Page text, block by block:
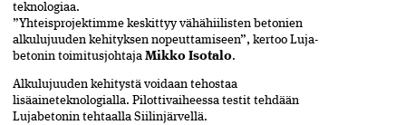
teknologiaa.
”Yhteisprojektimme keskittyy vähähiilisten betonien
alkulujuuden kehityksen nopeuttamiseen”, kertoo Luja­
betonin toimitusjohtaja Mikko Isotalo.
Alkulujuuden kehitystä voidaan tehostaa
lisäaineteknologialla. Pilottivaiheessa testit tehdään
Lujabetonin ­tehtaalla Siilinjärvellä.